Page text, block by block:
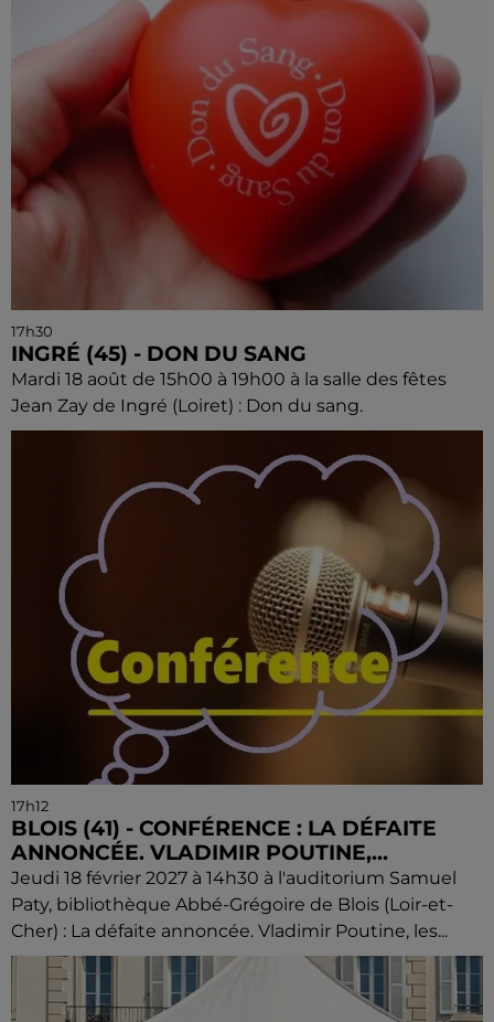
17h30
INGRÉ (45) - DON DU SANG
Mardi 18 août de 15h00 à 19h00 à la salle des fêtes
Jean Zay de Ingré (Loiret) : Don du sang.
17h12
BLOIS (41) - CONFÉRENCE : LA DÉFAITE
ANNONCÉE. VLADIMIR POUTINE,...
Jeudi 18 février 2027 à 14h30 à l'auditorium Samuel
Paty, bibliothèque Abbé-Grégoire de Blois (Loir-et-
Cher) : La défaite annoncée. Vladimir Poutine, les...